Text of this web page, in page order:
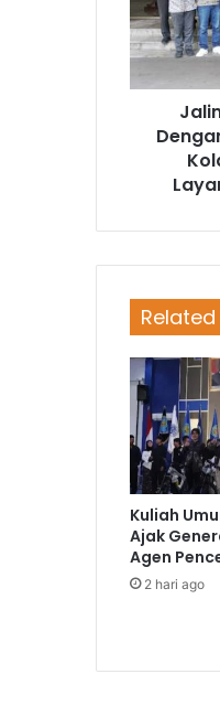
Kuliah
Ajak
Agen
2 hari ago